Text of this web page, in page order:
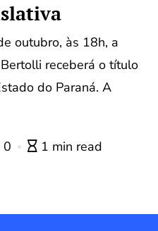
outubro, às 18h, a
receberá o título
do Paraná. A
0 1 min read